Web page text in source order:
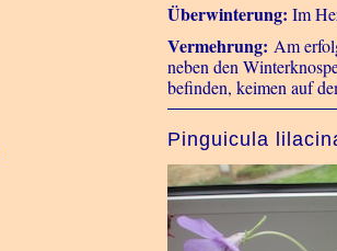
Überwinterung: Im
Vermehrung: Am
neben den
befinden, keimen auf
Pinguicula